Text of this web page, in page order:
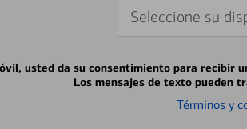
Seleccione su
usted da su consentimiento para recibir
Los mensajes de texto pueden
Términos y